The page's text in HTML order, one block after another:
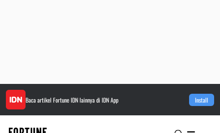
Baca artikel Fortune IDNlainnya di IDN App Install